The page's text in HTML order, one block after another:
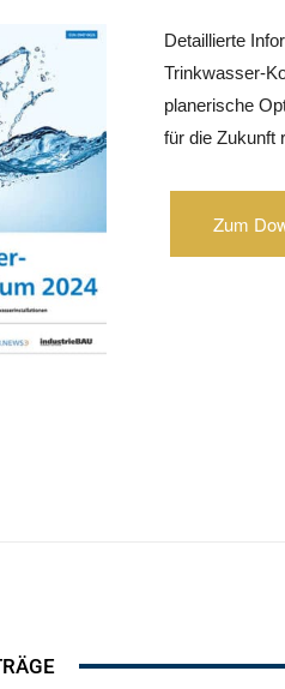
Detaillierte
Trinkwasser-
planerische
für die Zukunft
Zum